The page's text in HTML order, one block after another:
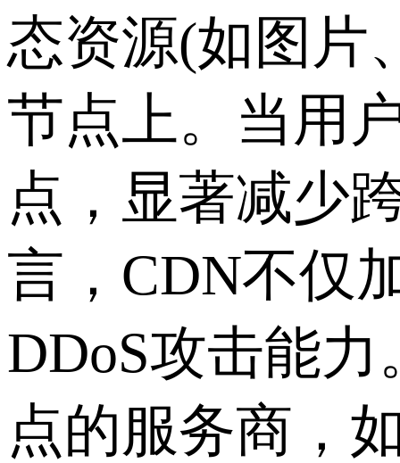
态资源(如图片
节点上。当用
点，显著减少
言，CDN不仅
DDoS攻击能
点的服务商，